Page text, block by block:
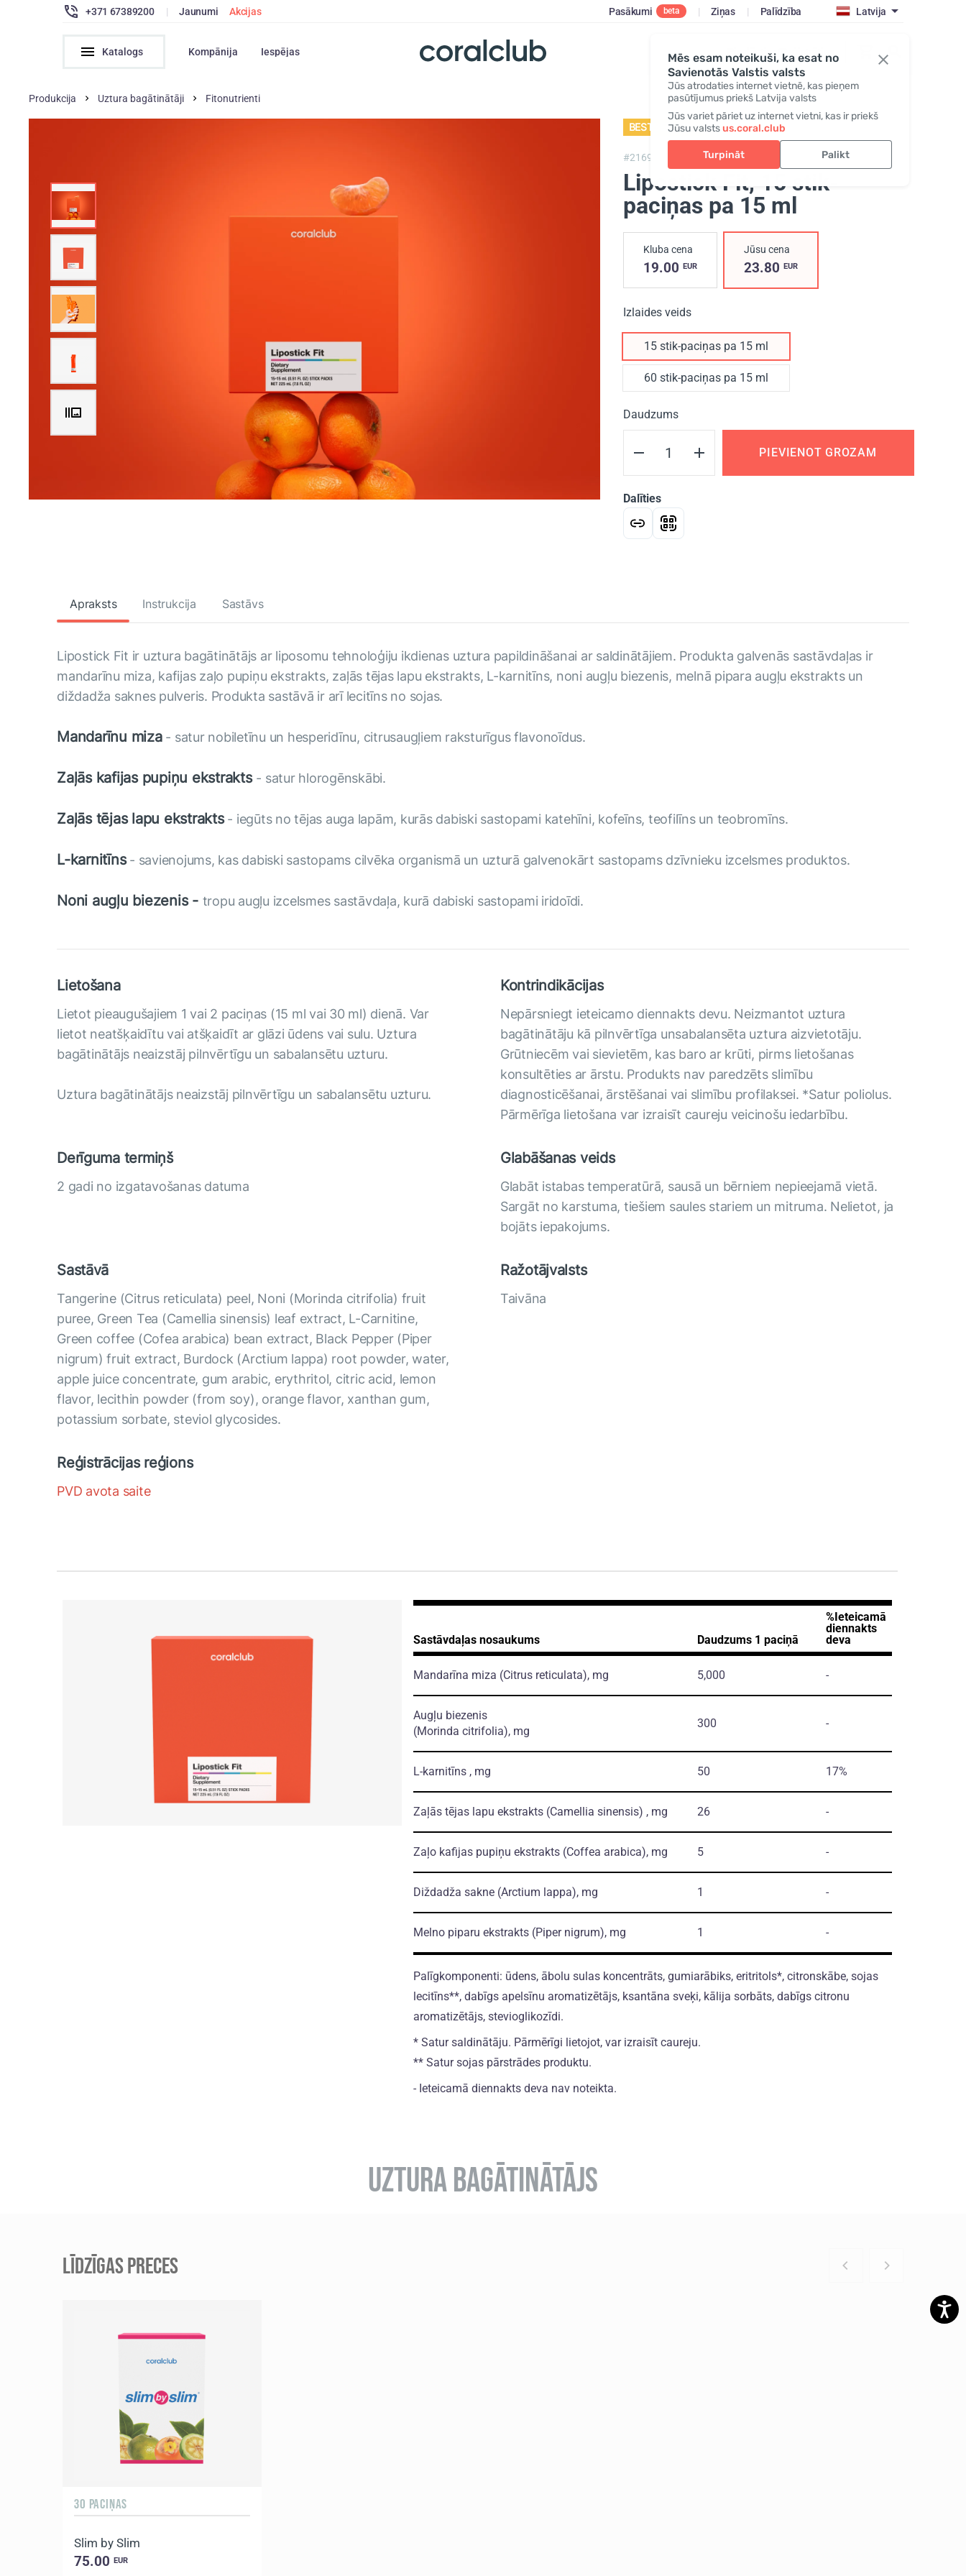
Mēs esam noteikuši, ka esat no
Savienotās Valstis valsts
Jūs atrodaties internet vietnē, kas pieņem
pasūtījumus priekš Latvija valsts
Jūs variet pāriet uz internet vietni, kas ir priekš
Jūsu valstsus.coral.club
Turpināt Palikt
+371 67389200 | Jaunumi Akcijas Pasākumi beta | Ziņas | Palīdzība Latvija
Katalogs Kompānija Iespējas Pieslēgties/Reģistrēties
Produkcija Uztura bagātinātāji Fitonutrienti
BESTSELLERIS
#2169, Lipostick Fit
Lipostick Fit, 15 stik-
paciņas pa 15 ml
Kluba cena
19.00 EUR
Jūsu cena
23.80 EUR
Izlaides veids
15 stik-paciņas pa 15 ml
60 stik-paciņas pa 15 ml
Daudzums
PIEVIENOT GROZAM
Dalīties
Apraksts Instrukcija Sastāvs
Lipostick Fit ir uztura bagātinātājs ar liposomu tehnoloģiju ikdienas uztura papildināšanai ar saldinātājiem. Produkta galvenās sastāvdaļas ir
mandarīnu miza, kafijas zaļo pupiņu ekstrakts, zaļās tējas lapu ekstrakts, L-karnitīns, noni augļu biezenis, melnā pipara augļu ekstrakts un
diždadža saknes pulveris. Produkta sastāvā ir arī lecitīns no sojas.
Mandarīnu miza- satur nobiletīnu un hesperidīnu, citrusaugļiem raksturīgus flavonoīdus.
Zaļās kafijas pupiņu ekstrakts - satur hlorogēnskābi.
Zaļās tējas lapu ekstrakts- iegūts no tējas auga lapām, kurās dabiski sastopami katehīni, kofeīns, teofilīns un teobromīns.
L-karnitīns- savienojums, kas dabiski sastopams cilvēka organismā un uzturā galvenokārt sastopams dzīvnieku izcelsmes produktos.
Noni augļu biezenis - tropu augļu izcelsmes sastāvdaļa, kurā dabiski sastopami iridoīdi.
Lietošana
Lietot pieaugušajiem 1 vai 2 paciņas (15 ml vai 30 ml) dienā. Var
lietot neatšķaidītu vai atšķaidīt ar glāzi ūdens vai sulu. Uztura
bagātinātājs neaizstāj pilnvērtīgu un sabalansētu uzturu.
Uztura bagātinātājs neaizstāj pilnvērtīgu un sabalansētu uzturu.
Kontrindikācijas
Nepārsniegt ieteicamo diennakts devu. Neizmantot uztura
bagātinātāju kā pilnvērtīga unsabalansēta uztura aizvietotāju.
Grūtniecēm vai sievietēm, kas baro ar krūti, pirms lietošanas
konsultēties ar ārstu. Produkts nav paredzēts slimību
diagnosticēšanai, ārstēšanai vai slimību profilaksei. *Satur poliolus.
Pārmērīga lietošana var izraisīt caureju veicinošu iedarbību.
Derīguma termiņš
2 gadi no izgatavošanas datuma
Glabāšanas veids
Glabāt istabas temperatūrā, sausā un bērniem nepieejamā vietā.
Sargāt no karstuma, tiešiem saules stariem un mitruma. Nelietot, ja
bojāts iepakojums.
Sastāvā
Tangerine (Citrus reticulata) peel, Noni (Morinda citrifolia) fruit
puree, Green Tea (Camellia sinensis) leaf extract, L-Carnitine,
Green coffee (Cofea arabica) bean extract, Black Pepper (Piper
nigrum) fruit extract, Burdock (Arctium lappa) root powder, water,
apple juice concentrate, gum arabic, erythritol, citric acid, lemon
flavor, lecithin powder (from soy), orange flavor, xanthan gum,
potassium sorbate, steviol glycosides.
Ražotājvalsts
Taivāna
Reģistrācijas reģions
PVD avota saite
Sastāvdaļas nosaukums Daudzums 1 paciņā
%Ieteicamā
diennakts
deva
Mandarīna miza (Citrus reticulata), mg 5,000 -
Augļu biezenis
(Morinda citrifolia), mg
300 -
L-karnitīns , mg 50 17%
Zaļās tējas lapu ekstrakts (Camellia sinensis) , mg 26 -
Zaļo kafijas pupiņu ekstrakts (Coffea arabica), mg 5 -
Diždadža sakne (Arctium lappa), mg 1 -
Melno piparu ekstrakts (Piper nigrum), mg 1 -
Palīgkomponenti: ūdens, ābolu sulas koncentrāts, gumiarābiks, eritritols*, citronskābe, sojas
lecitīns**, dabīgs apelsīnu aromatizētājs, ksantāna sveķi, kālija sorbāts, dabīgs citronu
aromatizētājs, stevioglikozīdi.
* Satur saldinātāju. Pārmērīgi lietojot, var izraisīt caureju.
** Satur sojas pārstrādes produktu.
- Ieteicamā diennakts deva nav noteikta.
UZTURA BAGĀTINĀTĀJS
LĪDZĪGAS PRECES
30 PACIŅAS
Slim by Slim
75.00EUR